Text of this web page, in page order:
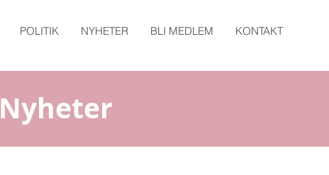
POLITIK NYHETER BLI MEDLEM KONTAKT
Nyheter